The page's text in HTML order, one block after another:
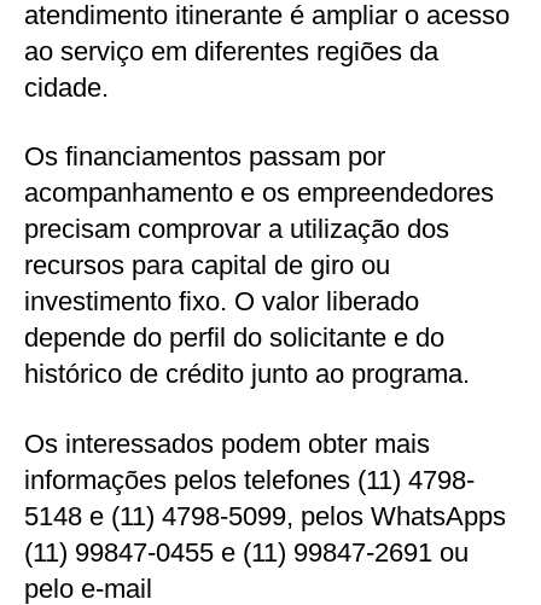
atendimento itinerante é ampliar o acesso
ao serviço em diferentes regiões da
cidade.
Os financiamentos passam por
acompanhamento e os empreendedores
precisam comprovar a utilização dos
recursos para capital de giro ou
investimento fixo. O valor liberado
depende do perfil do solicitante e do
histórico de crédito junto ao programa.
Os interessados podem obter mais
informações pelos telefones (11) 4798-
5148 e (11) 4798-5099, pelos WhatsApps
(11) 99847-0455 e (11) 99847-2691 ou
pelo e-mail